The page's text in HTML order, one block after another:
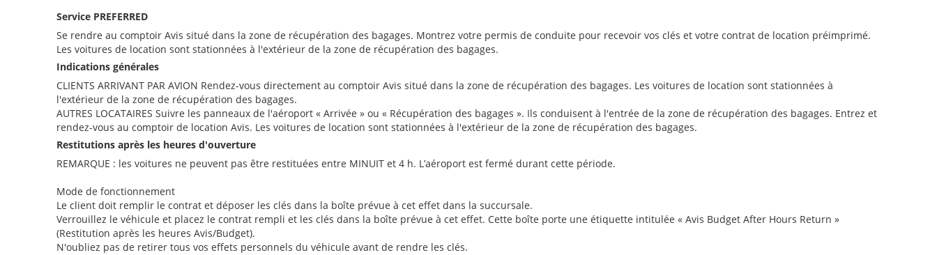
Service PREFERRED
Se rendre au comptoir Avis situé dans la zone de récupération des bagages. Montrez votre permis de conduite pour recevoir vos clés et votre contrat de location préimprimé.
Les voitures de location sont stationnées à l'extérieur de la zone de récupération des bagages.
Indications générales
CLIENTS ARRIVANT PAR AVION Rendez-vous directement au comptoir Avis situé dans la zone de récupération des bagages. Les voitures de location sont stationnées à
l'extérieur de la zone de récupération des bagages.
AUTRES LOCATAIRES Suivre les panneaux de l'aéroport « Arrivée » ou « Récupération des bagages ». Ils conduisent à l'entrée de la zone de récupération des bagages. Entrez et
rendez-vous au comptoir de location Avis. Les voitures de location sont stationnées à l'extérieur de la zone de récupération des bagages.
Restitutions après les heures d'ouverture
REMARQUE : les voitures ne peuvent pas être restituées entre MINUIT et 4 h. L’aéroport est fermé durant cette période.
Mode de fonctionnement
Le client doit remplir le contrat et déposer les clés dans la boîte prévue à cet effet dans la succursale.
Verrouillez le véhicule et placez le contrat rempli et les clés dans la boîte prévue à cet effet. Cette boîte porte une étiquette intitulée « Avis Budget After Hours Return »
(Restitution après les heures Avis/Budget).
N'oubliez pas de retirer tous vos effets personnels du véhicule avant de rendre les clés.